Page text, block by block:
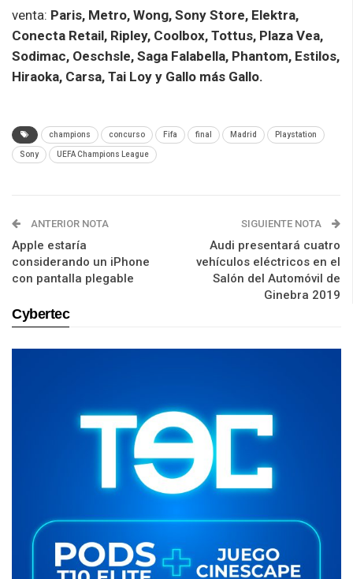
venta: Paris, Metro, Wong, Sony Store, Elektra,
Conecta Retail, Ripley, Coolbox, Tottus, Plaza Vea,
Sodimac, Oeschsle, Saga Falabella, Phantom, Estilos,
Hiraoka, Carsa, Tai Loy y Gallo más Gallo.
champions concurso Fifa final Madrid Playstation
Sony UEFA Champions League
ANTERIOR NOTA
Apple estaría
considerando un iPhone
con pantalla plegable
SIGUIENTE NOTA
Audi presentará cuatro
vehículos eléctricos en el
Salón del Automóvil de
Ginebra 2019
Cybertec